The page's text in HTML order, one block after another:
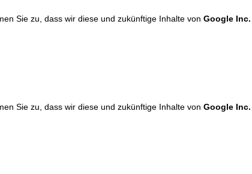
Sie zu, dass wir diese und zukünftige Inhalte von Google Inc.
Sie zu, dass wir diese und zukünftige Inhalte von Google Inc.